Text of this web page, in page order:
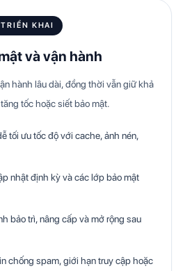
KHAI
và vận hành
hành lâu dài, đồng thời vẫn giữ khả
tốc hoặc siết bảo mật.
tối ưu tốc độ với cache, ảnh nén,
nhật định kỳ và các lớp bảo mật
bảo trì, nâng cấp và mở rộng sau
chống spam, giới hạn truy cập hoặc